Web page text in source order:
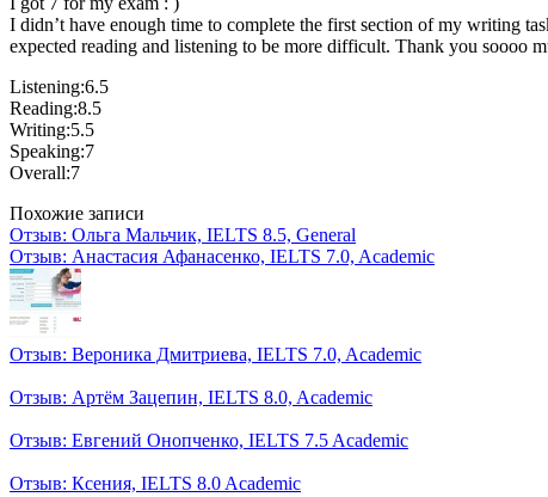
I didn’t have enough time to complete the first section of my writing
expected reading and listening to be more difficult. Thank you soooo
Listening:6.5
Reading:8.5
Writing:5.5
Speaking:7
Overall:7
Похожие записи
Отзыв: Ольга Мальчик, IELTS 8.5, General
Отзыв: Анастасия Афанасенко, IELTS 7.0, Academic
Отзыв: Вероника Дмитриева, IELTS 7.0, Academic
Отзыв: Артём Зацепин, IELTS 8.0, Academic
Отзыв: Евгений Онопченко, IELTS 7.5 Academic
Отзыв: Ксения, IELTS 8.0 Academic